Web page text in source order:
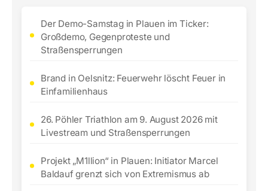
Der Demo-Samstag in Plauen im Ticker:
Großdemo, Gegenproteste und
Straßensperrungen
Brand in Oelsnitz: Feuerwehr löscht Feuer in
Einfamilienhaus
26. Pöhler Triathlon am 9. August 2026 mit
Livestream und Straßensperrungen
Projekt „M1llion“ in Plauen: Initiator Marcel
Baldauf grenzt sich von Extremismus ab